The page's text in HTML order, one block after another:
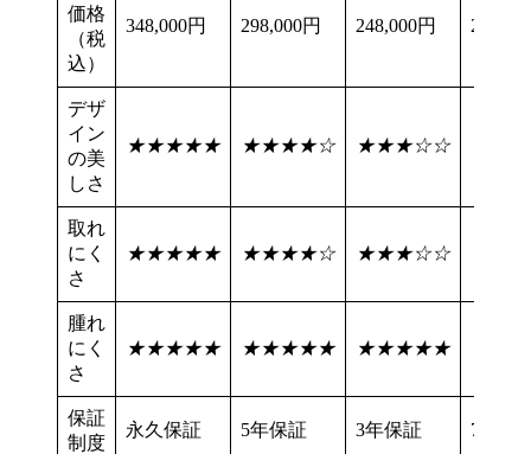
価格
（税
込）
348,000円 298,000円 248,000円
デザ
イン
の美
しさ
★★★★★ ★★★★☆ ★★★☆☆
取れ
にく
さ
★★★★★ ★★★★☆ ★★★☆☆
腫れ
にく
さ
★★★★★ ★★★★★ ★★★★★
保証
制度
永久保証 5年保証 3年保証 7年保